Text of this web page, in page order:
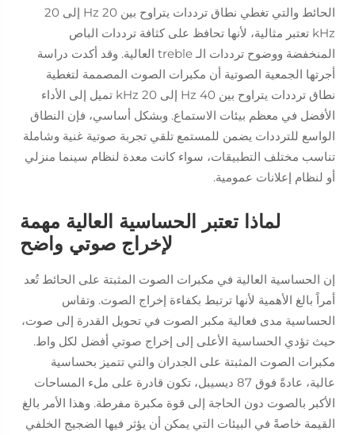
الحائط والتي تغطي نطاق ترددات يتراوح بين 20 Hz إلى 20
kHz تعتبر مثالية، لأنها تحافظ على كثافة ترددات الباص
المنخفضة ووضوح ترددات الـ treble العالية. وقد أكدت دراسة
أجرتها الجمعية الصوتية أن مكبرات الصوت المصممة لتغطية
نطاق ترددات يتراوح بين 40 Hz إلى 20 kHz تميل إلى الأداء
الأفضل في معظم بيئات الاستماع. وبشكل أساسي، فإن النطاق
الواسع للترددات يضمن للمستمع تلقي تجربة صوتية غنية وشاملة
تناسب مختلف التطبيقات، سواء كانت معدة لنظام سينما منزلي
أو لنظام إعلانات عمومية.
لماذا تعتبر الحساسية العالية مهمة
لإخراج صوتي واضح
إن الحساسية العالية في مكبرات الصوت المثبتة على الحائط تُعد
أمراً بالغ الأهمية لأنها ترتبط بكفاءة إخراج الصوت. وتقاس
الحساسية مدى فعالية مكبر الصوت في تحويل القدرة إلى صوت،
حيث تؤدي الحساسية الأعلى إلى إخراج صوتي أفضل لكل واط.
مكبرات الصوت المثبتة على الجدران والتي تتميز بحساسية
عالية، عادةً فوق 87 ديسيبل، تكون قادرة على ملء المساحات
الأكبر بالصوت دون الحاجة إلى قوة مكبرة مفرطة. وهذا الأمر بالغ
القيمة خاصةً في البيئات التي يمكن أن يؤثر فيها الضجيج الخلفي